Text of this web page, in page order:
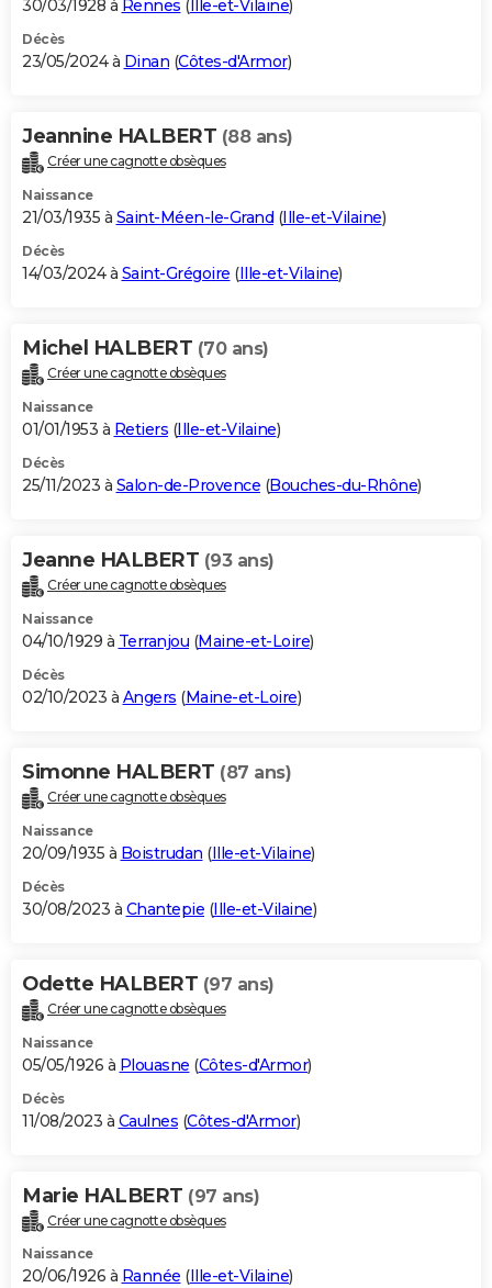
30/03/1928 à Rennes ( Ille-et-Vilaine)
Décès
23/05/2024 à Dinan (Côtes-d'Armor)
Jeannine HALBERT (88 ans)
Créer une cagnotte obsèques
Naissance
21/03/1935 à Saint-Méen-le-Grand (Ille-et-Vilaine)
Décès
14/03/2024 à Saint-Grégoire (Ille-et-Vilaine)
Michel HALBERT (70 ans)
Créer une cagnotte obsèques
Naissance
01/01/1953 à Retiers (Ille-et-Vilaine)
Décès
25/11/2023 à Salon-de-Provence (Bouches-du-Rhône)
Jeanne HALBERT (93 ans)
Créer une cagnotte obsèques
Naissance
04/10/1929 à Terranjou (Maine-et-Loire)
Décès
02/10/2023 à Angers (Maine-et-Loire)
Simonne HALBERT (87 ans)
Créer une cagnotte obsèques
Naissance
20/09/1935 à Boistrudan (Ille-et-Vilaine)
Décès
30/08/2023 à Chantepie (Ille-et-Vilaine)
Odette HALBERT (97 ans)
Créer une cagnotte obsèques
Naissance
05/05/1926 à Plouasne (Côtes-d'Armor)
Décès
11/08/2023 à Caulnes (Côtes-d'Armor)
Marie HALBERT (97 ans)
Créer une cagnotte obsèques
Naissance
20/06/1926 à Rannée (Ille-et-Vilaine)